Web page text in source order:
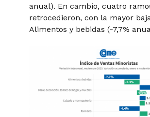
anual). En cambio, cuatro
retrocedieron, con la mayor
Alimentos y bebidas (-7,7%